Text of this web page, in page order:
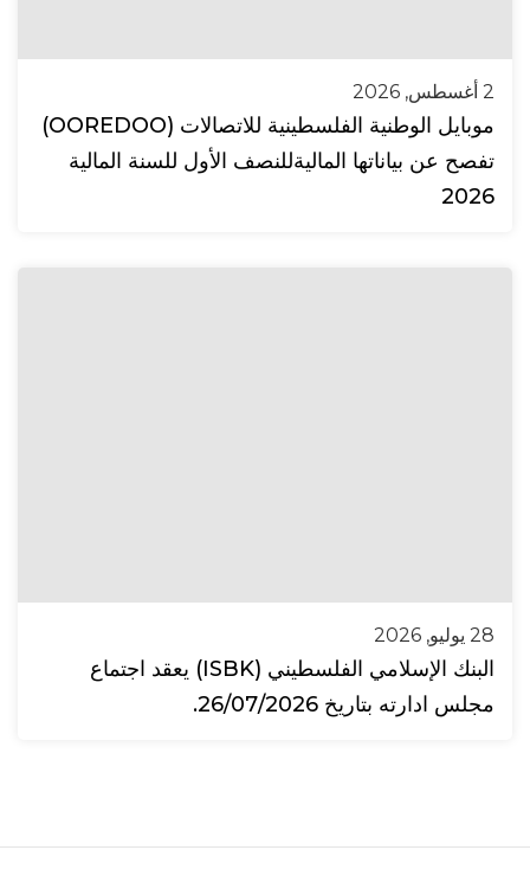
2 أغسطس, 2026
موبايل الوطنية الفلسطينية للاتصالات (OOREDOO)
تفصح عن بياناتها الماليةللنصف الأول للسنة المالية
2026
28 يوليو, 2026
البنك الإسلامي الفلسطيني (ISBK) يعقد اجتماع
مجلس ادارته بتاريخ 26/07/2026.